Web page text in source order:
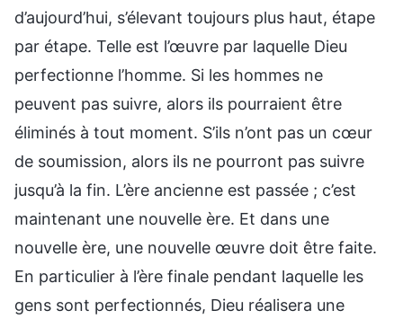
d’aujourd’hui, s’élevant toujours plus haut, étape
par étape. Telle est l’œuvre par laquelle Dieu
perfectionne l’homme. Si les hommes ne
peuvent pas suivre, alors ils pourraient être
éliminés à tout moment. S’ils n’ont pas un cœur
de soumission, alors ils ne pourront pas suivre
jusqu’à la fin. L’ère ancienne est passée ; c’est
maintenant une nouvelle ère. Et dans une
nouvelle ère, une nouvelle œuvre doit être faite.
En particulier à l’ère finale pendant laquelle les
gens sont perfectionnés, Dieu réalisera une